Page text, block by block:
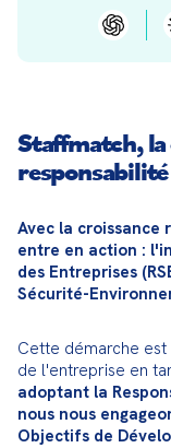
Staffmatch,
responsabilité
Avec la croissance
entre en action :
des Entreprises
Sécurité-
Cette démarche
de l'entreprise en
adoptant la
nous nous
Objectifs de